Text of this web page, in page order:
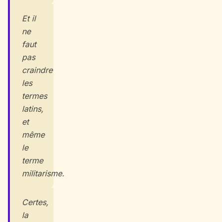
Et il
ne
faut
pas
craindre
les
termes
latins,
et
même
le
terme
militarisme.
Certes,
la